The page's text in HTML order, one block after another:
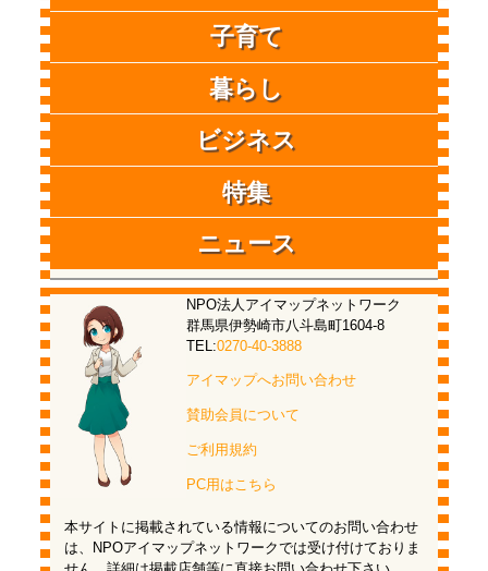
子育て
暮らし
ビジネス
特集
ニュース
NPO法人アイマップネットワーク
群馬県伊勢崎市八斗島町1604-8
TEL:0270-40-3888
アイマップへお問い合わせ
賛助会員について
ご利用規約
PC用はこちら
本サイトに掲載されている情報についてのお問い合わせ
は、NPOアイマップネットワークでは受け付けておりま